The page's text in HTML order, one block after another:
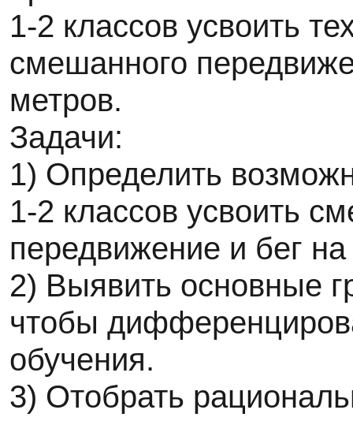
1-2 классов усвоить
смешанного
метров.
Задачи:
1) Определить
1-2 классов усвоить
передвижение и бег
2) Выявить основные
чтобы
обучения.
3) Отобрать